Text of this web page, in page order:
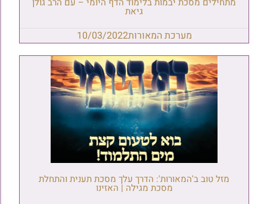
גיאת
מערכת המאורות10/03/2022
מזל טוב ב'המאורות': הדרך עלך מסכת תענית והתחלת
מסכת מגילה | האזינו